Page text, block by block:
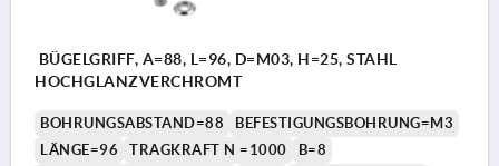
BÜGELGRIFF, A=88, L=96, D=M03, H=25, STAHL
HOCHGLANZVERCHROMT
BOHRUNGSABSTAND=88
BEFESTIGUNGSBOHRUNG=M3
LÄNGE=96
TRAGKRAFT N =1000
B=8